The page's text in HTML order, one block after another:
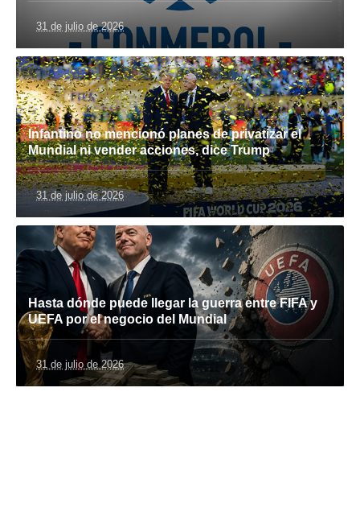
31 de julio de 2026
Infantino no mencionó planes de privatizar el
Mundial ni vender acciones, dice Trump
31 de julio de 2026
Hasta dónde puede llegar la guerra entre FIFA y
UEFA por el negocio del Mundial
31 de julio de 2026